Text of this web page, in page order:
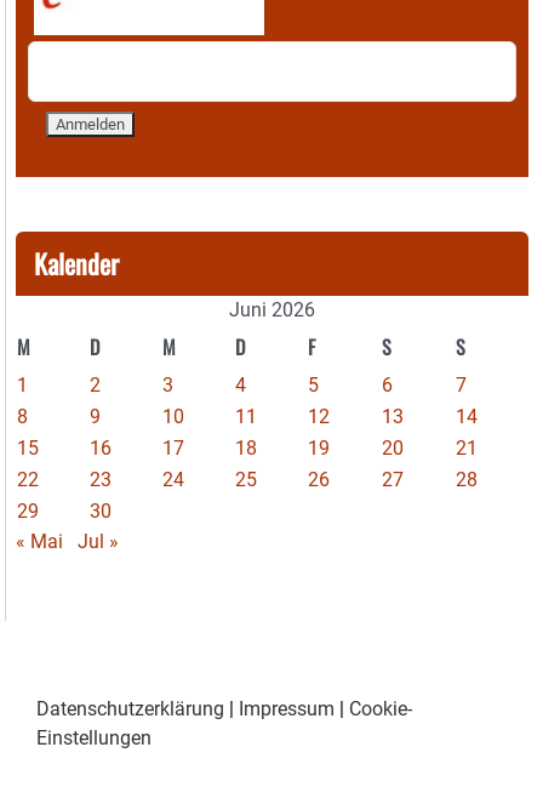
Kalender
Juni 2026
M D M D F S S
1 2 3 4 5 6
7
8
9 10 11 12 13
14
15
16 17 18 19 20
21
22
23 24 25 26 27
28
29
30
« Mai
Jul »
Datenschutzerklärung | Impressum | Cookie-
Einstellungen